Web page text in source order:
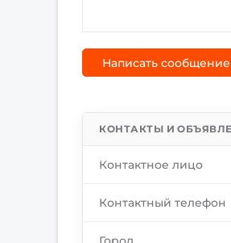
Написать сообщение
КОНТАКТЫ И
Контактное лицо
Контактный телефон